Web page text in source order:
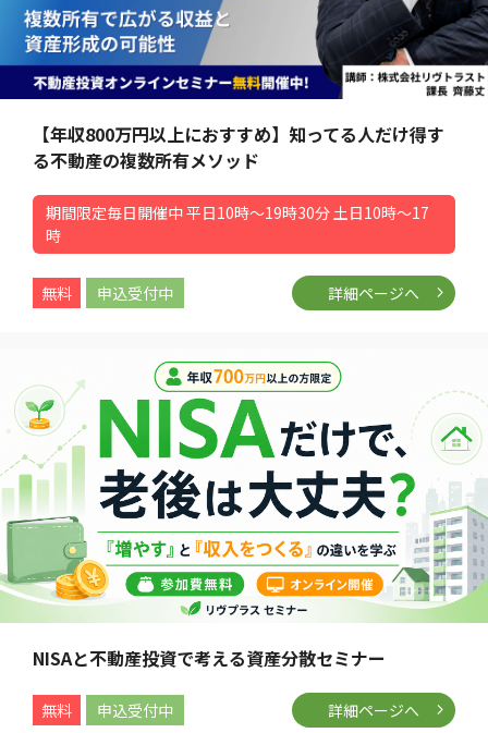
【年収800万円以上におすすめ】知ってる人だけ得す
る不動産の複数所有メソッド
期間限定毎日開催中 平日10時～19時30分 土日10時～17
時
無料 申込受付中 詳細ページへ
NISAと不動産投資で考える資産分散セミナー
無料 申込受付中 詳細ページへ